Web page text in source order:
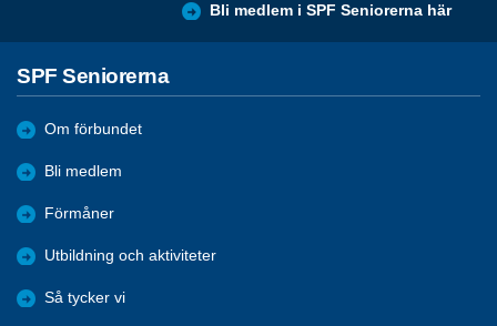
Bli medlem i SPF Seniorerna här
SPF Seniorerna
Om förbundet
Bli medlem
Förmåner
Utbildning och aktiviteter
Så tycker vi